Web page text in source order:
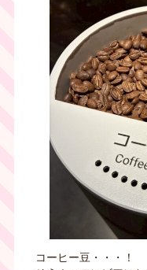
コーヒー豆・・・！